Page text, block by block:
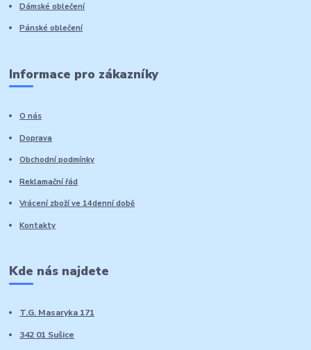
Dámské oblečení
Pánské oblečení
Informace pro zákazníky
O nás
Doprava
Obchodní podmínky
Reklamační řád
Vrácení zboží ve 14denní době
Kontakty
Kde nás najdete
T.G. Masaryka 171
342 01 Sušice